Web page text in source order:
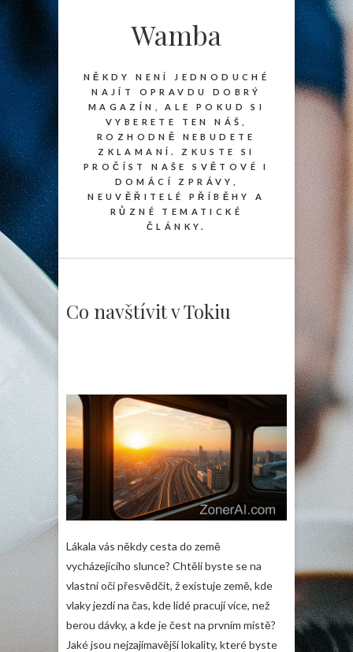
Wamba
NĚKDY NENÍ JEDNODUCHÉ
NAJÍT OPRAVDU DOBRÝ
MAGAZÍN, ALE POKUD SI
VYBERETE TEN NÁŠ,
ROZHODNĚ NEBUDETE
ZKLAMANÍ. ZKUSTE SI
PROČÍST NAŠE SVĚTOVÉ I
DOMÁCÍ ZPRÁVY,
NEUVĚŘITELÉ PŘÍBĚHY A
RŮZNÉ TEMATICKÉ
ČLÁNKY.
Co navštívit v Tokiu
Lákala vás někdy cesta do země
vycházejícího slunce? Chtěli byste se na
vlastní oči přesvědčit, ž existuje země, kde
vlaky jezdí na čas, kde lidé pracují více, než
berou dávky, a kde je čest na prvním místě?
Jaké jsou nejzajímavější lokality, které byste